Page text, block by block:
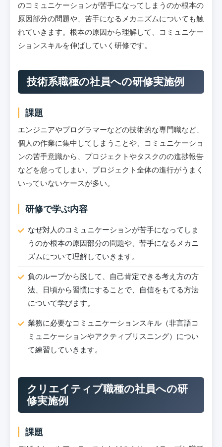
のコミュニケーションが苦手になってしまうのか根本の
原因部分の問題や、苦手になるメカニズムについても触
れていきます。根本の原因から理解して、コミュニケー
ションスキルを伸ばしていく研修です。
技術系職種の社員への研修実施例
課題
エンジニアやプログラマーなどの技術的な専門職など、
個人の作業に集中してしまうことや、コミュニケーショ
ンの苦手意識から、プロジェクトやタスクのの進捗報告
などを怠ってしまい、プロジェクト全体の進行がうまく
いっていないケースが多い。
研修で学ぶ内容
なぜ対人のコミュニケーションが苦手になってしま
うのか根本の原因部分の問題や、苦手になるメカニ
ズムについて理解していきます。
負のループから脱して、自己肯定できる考え方の方
法、日頃から習慣にすることで、自信をもてる方法
について学びます。
業務に必要なコミュニケーションスキル（非言語コ
ミュニケーションやアクティブリスニング）につい
て練習していきます。
クリエイティブ職種の社員への研
修実施例
課題